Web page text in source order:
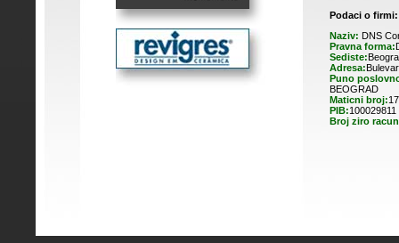
Podaci o firmi:
Naziv: DNS
Pravna forma:
Sediste:
Adresa:
Puno
BEOGRAD
Maticni broj:
PIB:100029811
Broj ziro